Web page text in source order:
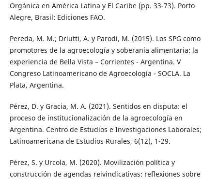
Orgánica en América Latina y El Caribe (pp. 33-73). Porto
Alegre, Brasil: Ediciones FAO.
Pereda, M. M.; Driutti, A. y Parodi, M. (2015). Los SPG como
promotores de la agroecología y soberanía alimentaria: la
experiencia de Bella Vista – Corrientes - Argentina. V
Congreso Latinoamericano de Agroecología - SOCLA. La
Plata, Argentina.
Pérez, D. y Gracia, M. A. (2021). Sentidos en disputa: el
proceso de institucionalización de la agroecología en
Argentina. Centro de Estudios e Investigaciones Laborales;
Latinoamericana de Estudios Rurales, 6(12), 1-29.
Pérez, S. y Urcola, M. (2020). Movilización política y
construcción de agendas reivindicativas: reflexiones sobre